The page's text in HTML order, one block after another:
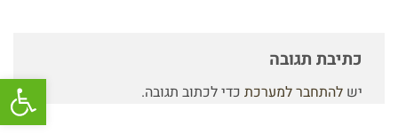
כתיבת תגובה
יש להתחבר למערכת כדי לכתוב תגובה.